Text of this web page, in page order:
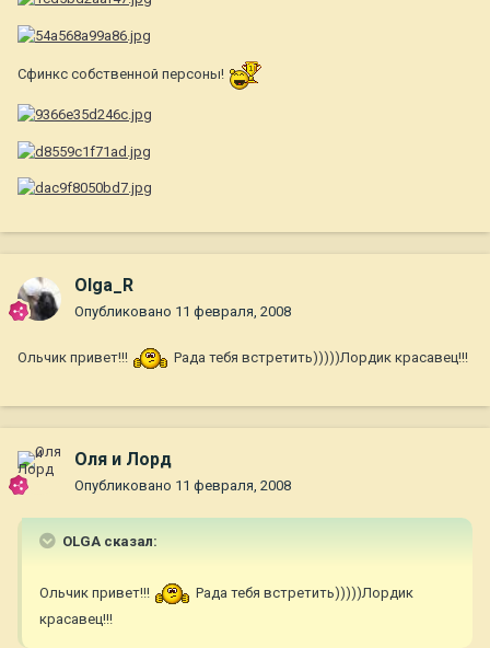
Сфинкс собственной персоны!
Olga_R
Опубликовано 11 февраля, 2008
Ольчик привет!!! Рада тебя встретить)))))Лордик красавец!!!
Оля и Лорд
Опубликовано 11 февраля, 2008
OLGA сказал:
Ольчик привет!!!
Рада тебя встретить)))))Лордик
красавец!!!